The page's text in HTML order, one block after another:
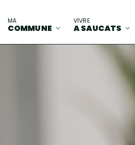
MA
COMMUNE
VIVRE
A SAUCATS